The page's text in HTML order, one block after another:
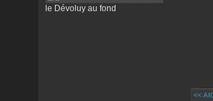
le Dévoluy au fond
<<